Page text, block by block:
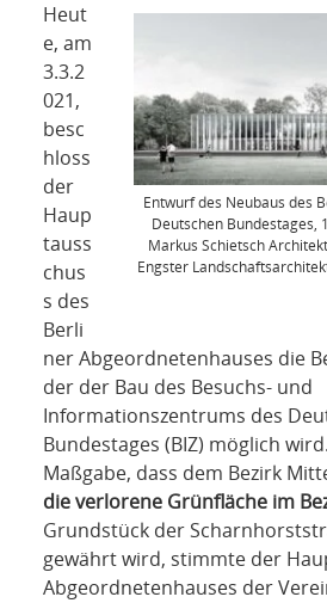
Entwurf des Neubaus des
Deutschen Bundestages,
Markus Schietsch
Engster
Heut
e, am
3.3.2
021,
besc
hloss
der
Haup
tauss
chus
s des
Berli
ner Abgeordnetenhauses die
der der Bau des Besuchs- und
Informationszentrums des
Bundestages (BIZ) möglich
Maßgabe, dass dem Bezirk
die verlorene Grünfläche im
Grundstück der
gewährt wird, stimmte der
Abgeordnetenhauses der